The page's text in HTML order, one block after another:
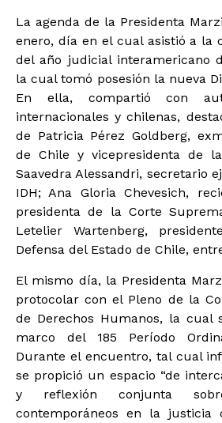
La agenda de la Presidenta
enero, día en el cual asistió a la
del año judicial interamericano
la cual tomó posesión la nueva
En ella, compartió con
internacionales y chilenas,
de Patricia Pérez Goldberg,
de Chile y vicepresidenta de
Saavedra Alessandri, secretario
IDH; Ana Gloria Chevesich,
presidenta de la Corte
Letelier Wartenberg,
Defensa del Estado de Chile,
El mismo día, la Presidenta
protocolar con el Pleno de la
de Derechos Humanos, la cual
marco del 185 Período
Durante el encuentro, tal cual
se propició un espacio “de
y reflexión conjunta
contemporáneos en la justicia